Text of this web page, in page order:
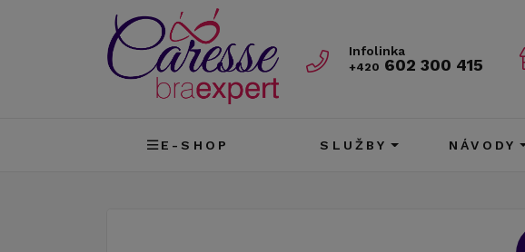
Infolinka
+420 602 300 415
E-SHOP SLUŽBY NÁVODY